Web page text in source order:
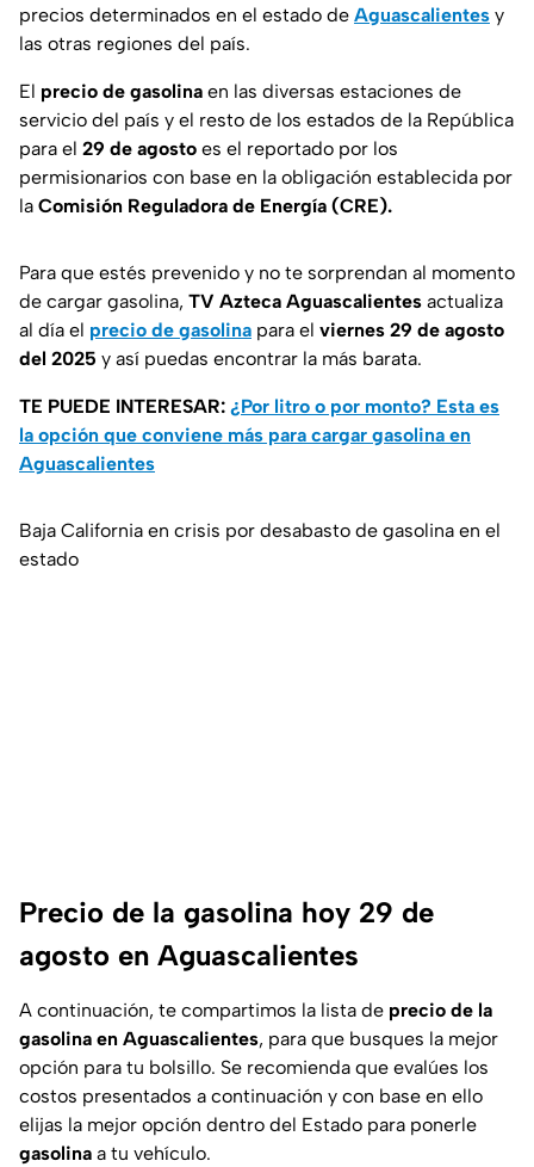
precios determinados en el estado de Aguascalientes y
las otras regiones del país.
El precio de gasolina en las diversas estaciones de
servicio del país y el resto de los estados de la República
para el 29 de agosto es el reportado por los
permisionarios con base en la obligación establecida por
la Comisión Reguladora de Energía (CRE).
Para que estés prevenido y no te sorprendan al momento
de cargar gasolina, TV Azteca Aguascalientes actualiza
al día el precio de gasolina para el viernes 29 de agosto
del 2025 y así puedas encontrar la más barata.
TE PUEDE INTERESAR: ¿Por litro o por monto? Esta es
la opción que conviene más para cargar gasolina en
Aguascalientes
Baja California en crisis por desabasto de gasolina en el
estado
Precio de la gasolina hoy 29 de
agosto en Aguascalientes
A continuación, te compartimos la lista de precio de la
gasolina en Aguascalientes, para que busques la mejor
opción para tu bolsillo. Se recomienda que evalúes los
costos presentados a continuación y con base en ello
elijas la mejor opción dentro del Estado para ponerle
gasolina a tu vehículo.